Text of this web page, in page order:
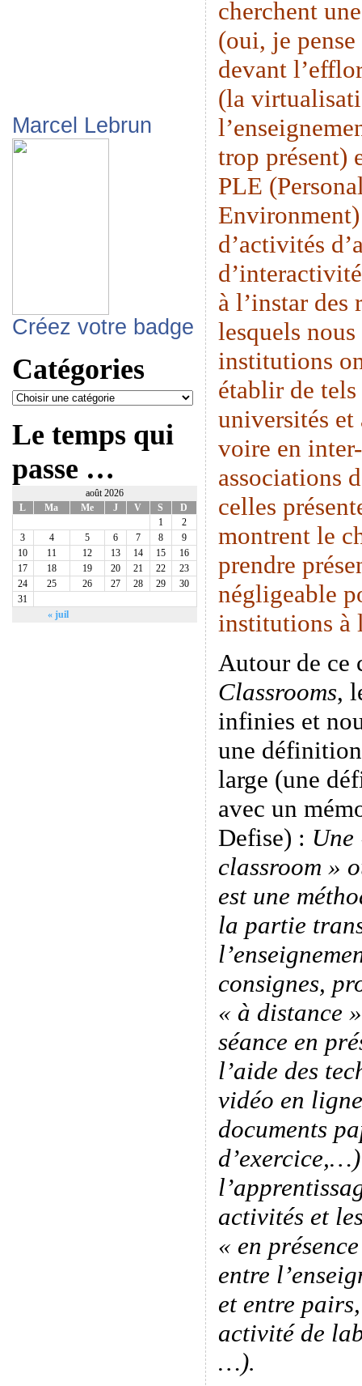
Marcel Lebrun
Créez votre badge
Catégories
Le temps qui
passe …
août 2026
L
Ma Me J V S D
« juil
1
2
3
4 5 6 7 8
9
10
11 12 13 14 15
16
17
18 19 20 21 22
23
24
25 26 27 28 29
30
31
cherchent
(oui, je pense
devant
(la
trop présent)
PLE
d’activités
à l’instar des
lesquels
institutions
établir de tels
universités et
voire en
associations
celles
montrent le
prendre
négligeable
institutions à
Autour de ce
Classrooms,
infinies et
une
large (une
avec un
Defise) :
classroom »
est une
la partie
consignes,
« à distance
séance en
l’aide des
vidéo en
documents
activités et
« en
entre
et entre
activité de
…).